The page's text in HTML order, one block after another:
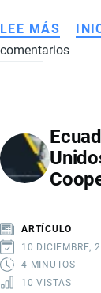
LEE MÁS
USD
121
LA
TASA
DE
comentarios
ARTÍCULO
10 DICIEMBRE,
4 MINUTOS
10 VISTAS